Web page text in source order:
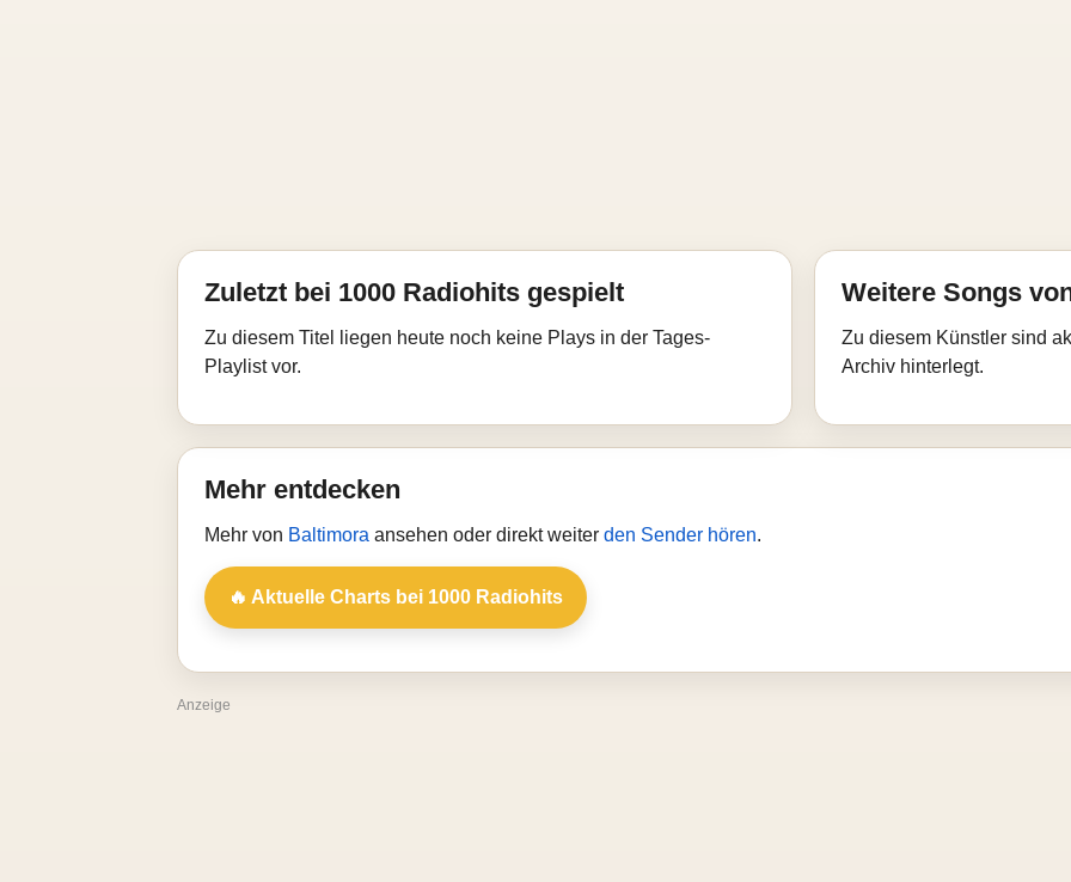
Zuletzt bei 1000 Radiohits gespielt
Zu diesem Titel liegen heute noch keine Plays in der Tages-
Playlist vor.
Weitere Songs
Zu diesem Künstler sind
Archiv hinterlegt.
Mehr entdecken
Mehr von Baltimora ansehen oder direkt weiter den Sender hören.
🔥 Aktuelle Charts bei 1000 Radiohits
Anzeige